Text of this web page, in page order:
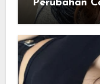
Perubahan
Mengakses